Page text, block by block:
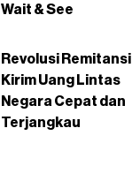
Wait & See
Revolusi Remitansi
Kirim Uang Lintas
Negara Cepat dan
Terjangkau